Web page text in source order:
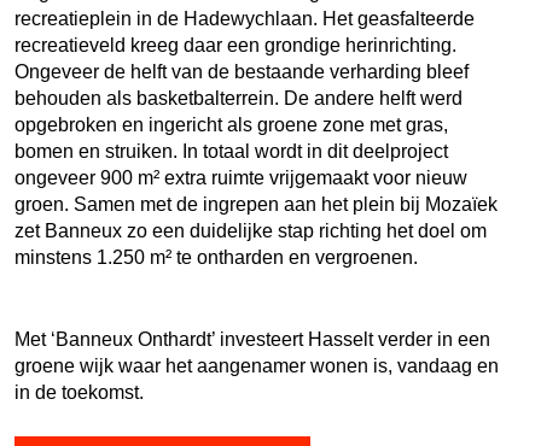
recreatieplein in de Hadewychlaan. Het geasfalteerde
recreatieveld kreeg daar een grondige herinrichting.
Ongeveer de helft van de bestaande verharding bleef
behouden als basketbalterrein. De andere helft werd
opgebroken en ingericht als groene zone met gras,
bomen en struiken. In totaal wordt in dit deelproject
ongeveer 900 m² extra ruimte vrijgemaakt voor nieuw
groen. Samen met de ingrepen aan het plein bij Mozaïek
zet Banneux zo een duidelijke stap richting het doel om
minstens 1.250 m² te ontharden en vergroenen.
Met ‘Banneux Onthardt’ investeert Hasselt verder in een
groene wijk waar het aangenamer wonen is, vandaag en
in de toekomst.